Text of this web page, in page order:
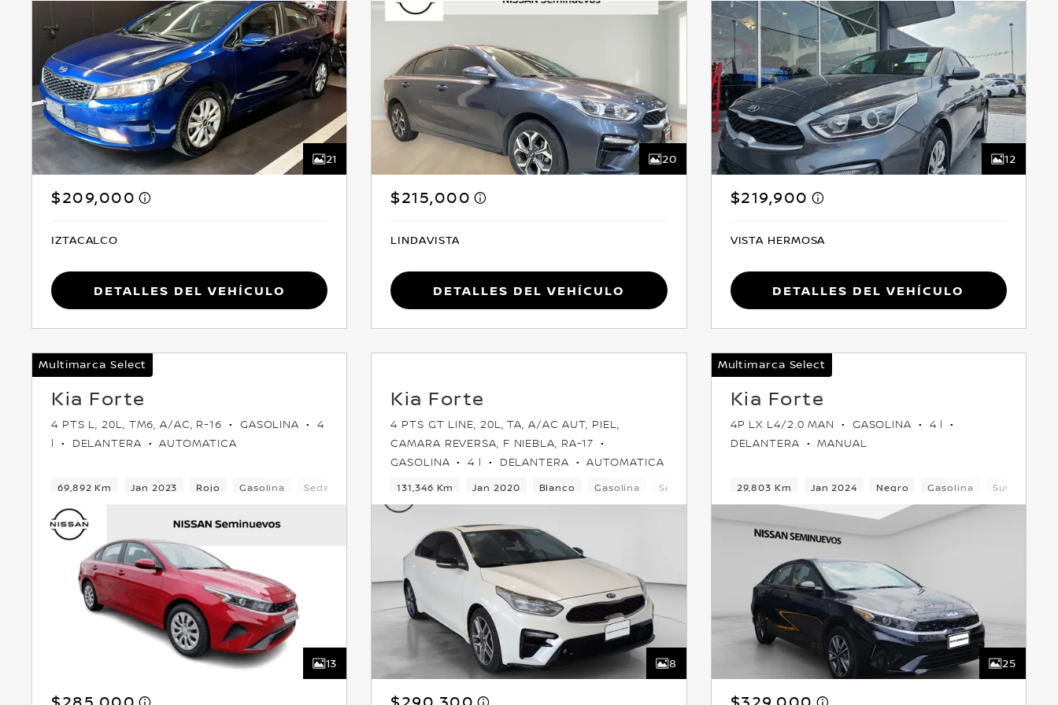
21
$209,000
IZTACALCO
Detalles del vehículo
20
$215,000
LINDAVISTA
Detalles del vehículo
12
$219,900
VISTA HERMOSA
Detalles del vehículo
Multimarca Select
Kia Forte
4 PTS L, 20L, TM6, A/AC, R-16 GASOLINA
4
l
DELANTERA AUTOMATICA
69,892 Km Jan 2023 Rojo Gasolina Sedan Delantera
13
Kia Forte
4 PTS GT LINE, 20L, TA, A/AC AUT, PIEL,
CAMARA REVERSA, F NIEBLA, RA-17
GASOLINA
4 l DELANTERA AUTOMATICA
131,346 Km Jan 2020 Blanco Gasolina Sedan Delantera
8
Multimarca Select
Kia Forte
4P LX L4/2.0 MAN GASOLINA
4 l
DELANTERA
MANUAL
29,803 Km Jan 2024 Negro Gasolina Suv
25